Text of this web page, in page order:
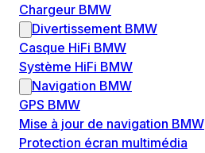
Chargeur BMW
Divertissement BMW
Casque HiFi BMW
Système HiFi BMW
Navigation BMW
GPS BMW
Mise à jour de navigation BMW
Protection écran multimédia